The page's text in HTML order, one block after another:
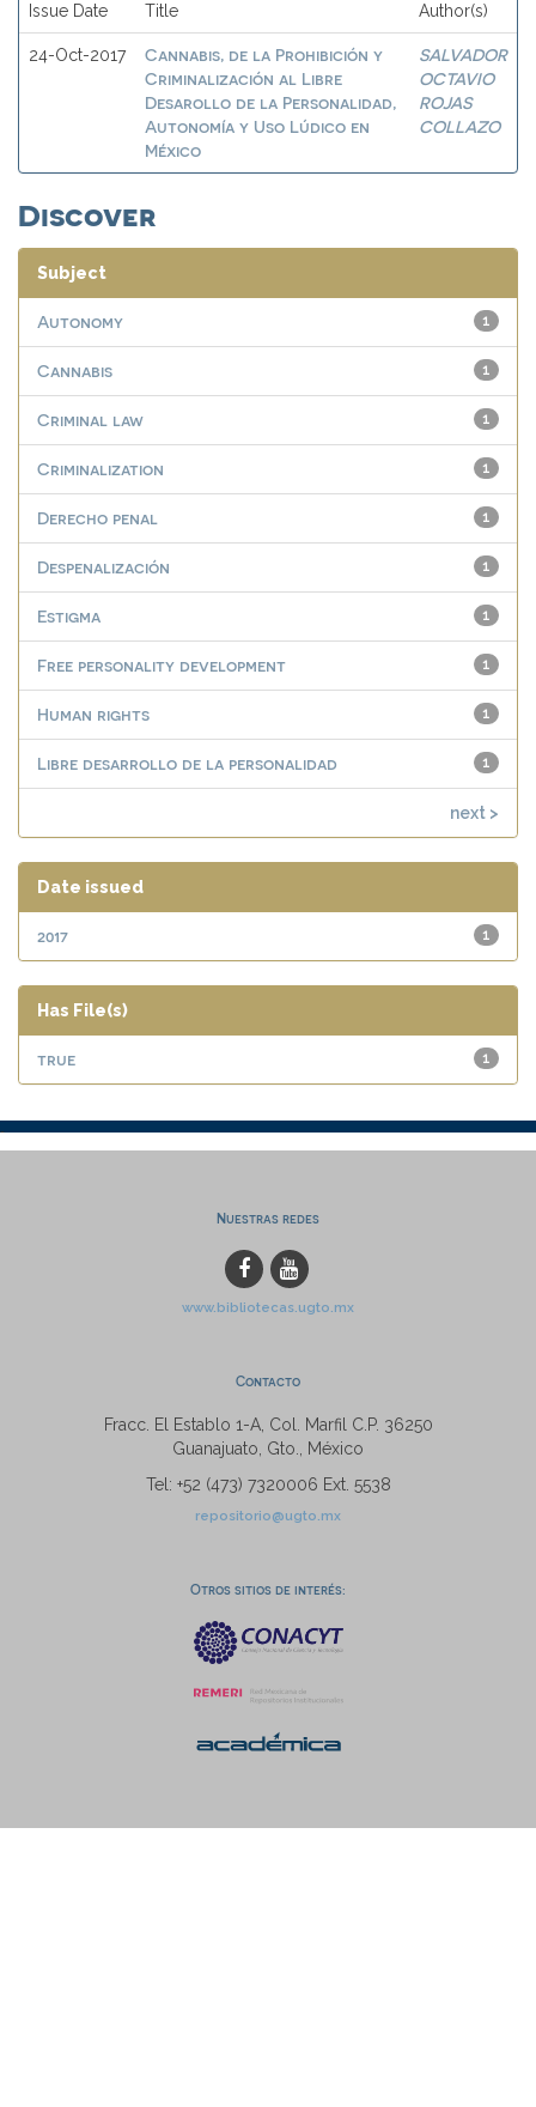
Issue Date Title Author(s)
24-Oct-2017
Cannabis, de la Prohibición y
Criminalización al Libre
Desarollo de la Personalidad,
Autonomía y Uso Lúdico en
México
SALVADOR
OCTAVIO
ROJAS
COLLAZO
Discover
Subject
1
Autonomy
1
Cannabis
1
Criminal law
1
Criminalization
1
Derecho penal
1
Despenalización
1
Estigma
1
Free personality development
1
Human rights
1
Libre desarrollo de la personalidad
next >
Date issued
1
2017
Has File(s)
1
true
Nuestras redes
www.bibliotecas.ugto.mx
Contacto
Fracc. El Establo 1-A, Col. Marfil C.P. 36250
Guanajuato, Gto., México
Tel: +52 (473) 7320006 Ext. 5538
repositorio@ugto.mx
Otros sitios de interés: